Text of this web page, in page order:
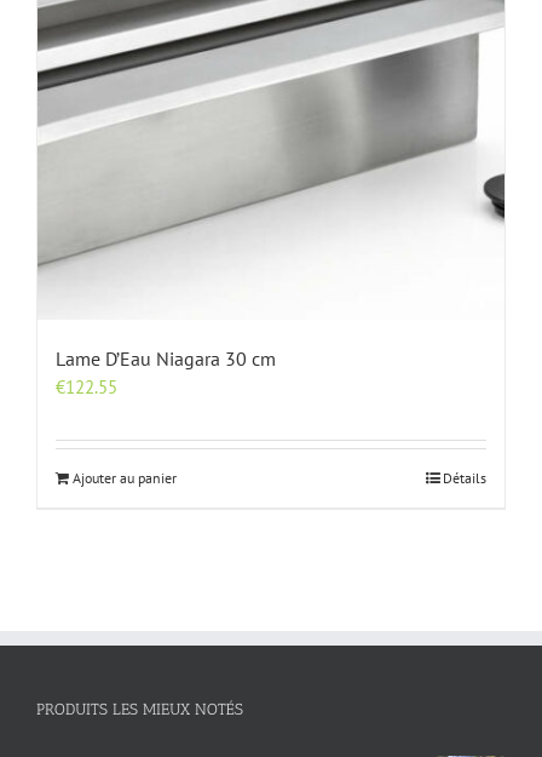
Lame D’Eau Niagara 30 cm
€122.55
Ajouter au panier Détails
PRODUITS LES MIEUX NOTÉS